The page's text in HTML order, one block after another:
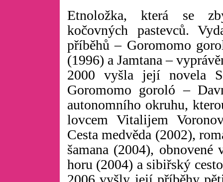
Etnoložka, která se
kočovných pastevců.
příběhů – Goromomo
(1996) a Jamtana –
2000 vyšla její novela
Goromomo goroló –
autonomního okruhu,
lovcem Vitalijem
Cesta medvěda (2002),
šamana (2004),
horu (2004) a sibiřský